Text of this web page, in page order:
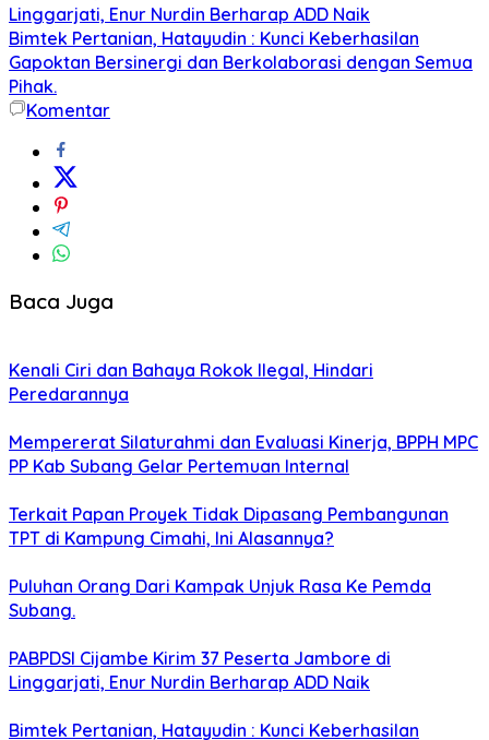
Linggarjati, Enur Nurdin Berharap ADD Naik
Bimtek Pertanian, Hatayudin : Kunci Keberhasilan
Gapoktan Bersinergi dan Berkolaborasi dengan Semua
Pihak.
Komentar
Baca Juga
Kenali Ciri dan Bahaya Rokok Ilegal, Hindari
Peredarannya
Mempererat Silaturahmi dan Evaluasi Kinerja, BPPH MPC
PP Kab Subang Gelar Pertemuan Internal
Terkait Papan Proyek Tidak Dipasang Pembangunan
TPT di Kampung Cimahi, Ini Alasannya?
Puluhan Orang Dari Kampak Unjuk Rasa Ke Pemda
Subang.
PABPDSI Cijambe Kirim 37 Peserta Jambore di
Linggarjati, Enur Nurdin Berharap ADD Naik
Bimtek Pertanian, Hatayudin : Kunci Keberhasilan